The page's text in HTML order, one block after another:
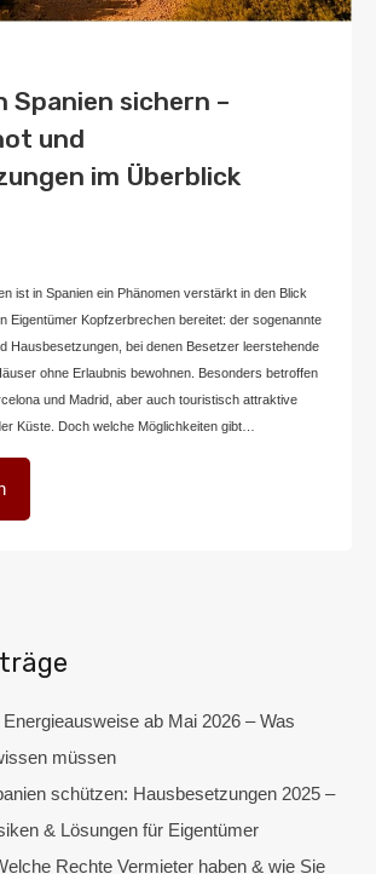
Spanien sichern –
und
im Überblick
Veröffentlicht in
ist in Spanien ein Phänomen verstärkt in den Blick
Eigentümer Kopfzerbrechen bereitet: der sogenannte
Hausbesetzungen, bei denen Besetzer leerstehende
ohne Erlaubnis bewohnen. Besonders betroffen
und Madrid, aber auch touristisch attraktive
Küste. Doch welche Möglichkeiten gibt…
ab Mai 2026 – Was
müssen
schützen: Hausbesetzungen 2025 –
& Lösungen für Eigentümer
Rechte Vermieter haben & wie Sie